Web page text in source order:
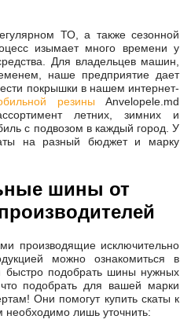
ТО, а также сезонной
изымает много времени у
Для владельцев машин,
наше предприятие дает
покрышки в нашем интернет-
резины Anvelopele.md
летних, зимних и
с подвозом в каждый город. У
на разный бюджет и марку
шины от
производящие исключительно
можно ознакомиться в
быстро подобрать шины нужных
подобрать для вашей марки
Они помогут купить скаты к
необходимо лишь уточнить: